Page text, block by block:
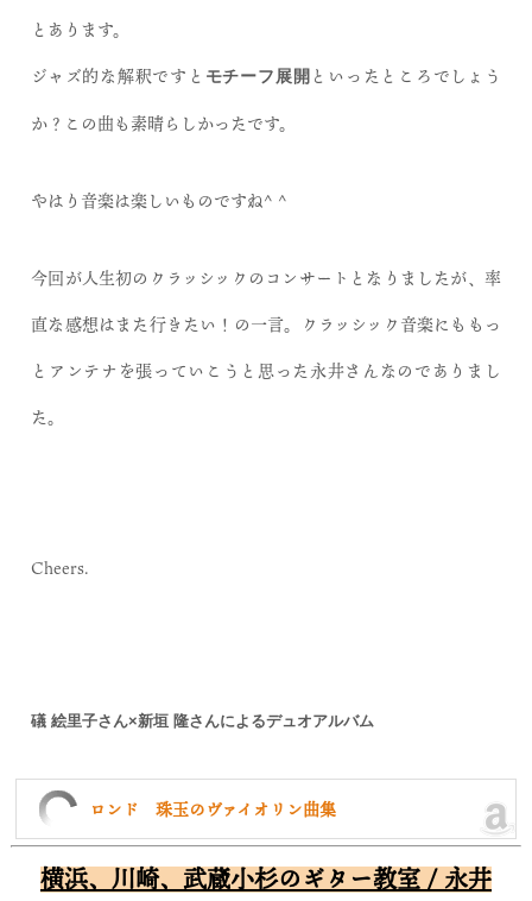
とあります。
ジャズ的な解釈ですと モチーフ展開 といったところでしょう
か？この曲も素晴らしかったです。
やはり音楽は楽しいものですね^ ^
今回が人生初のクラッシックのコンサートとなりましたが、率
直な感想はまた行きたい！の一言。クラッシック音楽にももっ
とアンテナを張っていこうと思った永井さんなのでありまし
た。
Cheers.
礒 絵里子さん×新垣 隆さんによるデュオアルバム
ロンド 珠玉のヴァイオリン曲集
横浜、川崎、武蔵小杉のギター教室 / 永井